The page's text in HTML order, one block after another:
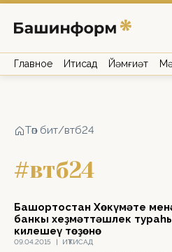
Главное Иҡтисад Йәмғиәт
Төп бит/втб24
#втб24
09.04.2015 | ИҠТИСАД
Башҡортостан Хөкүмәте
банкы хеҙмәттәшлек
килешеү төҙөнө